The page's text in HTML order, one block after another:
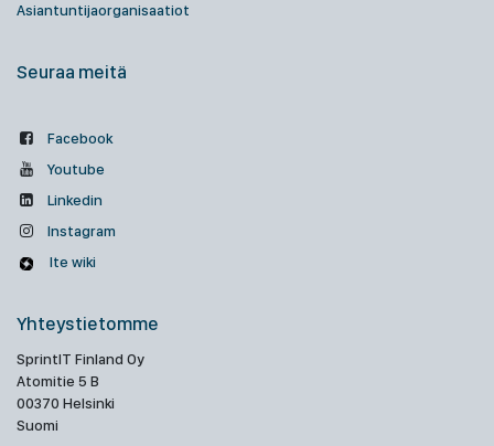
Asiantuntijaorganisaatiot
Seuraa meitä
Facebook
Youtube
Linkedin
Instagram
Ite wiki
Yhteystietomme
SprintIT Finland Oy
Atomitie 5 B
00370 Helsinki
Suomi